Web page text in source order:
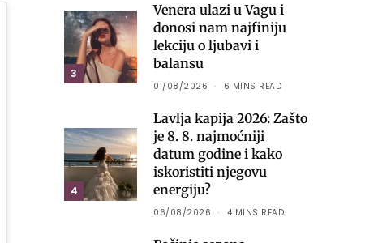
3
Venera ulazi u Vagu i
donosi nam najfiniju
lekciju o ljubavi i
balansu
01/08/2026 6 MINS READ
4
Lavlja kapija 2026: Zašto
je 8. 8. najmoćniji
datum godine i kako
iskoristiti njegovu
energiju?
06/08/2026 4 MINS READ